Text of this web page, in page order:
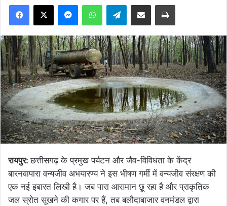
Facebook
X MessengerWhatsAppTelegramShare via Email Print
रायपुर:छत्तीसगढ़ के प्रमुख पर्यटन और जैव-विविधता के केंद्र
बारनवापारा वन्यजीव अभयारण्य ने इस भीषण गर्मी में वन्यजीव संरक्षण की
एक नई इबारत लिखी है। जब पारा आसमान छू रहा है और प्राकृतिक
जल स्रोत सूखने की कगार पर हैं, तब बलौदाबाजार वनमंडल द्वारा